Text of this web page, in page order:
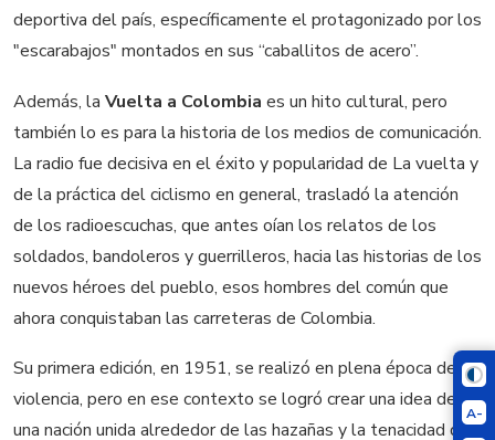
A-
deportiva del país, específicamente el protagonizado por los
"escarabajos" montados en sus “caballitos de acero”.
Además, la Vuelta a Colombia es un hito cultural, pero
también lo es para la historia de los medios de comunicación.
La radio fue decisiva en el éxito y popularidad de La vuelta y
de la práctica del ciclismo en general, trasladó la atención
de los radioescuchas, que antes oían los relatos de los
soldados, bandoleros y guerrilleros, hacia las historias de los
nuevos héroes del pueblo, esos hombres del común que
ahora conquistaban las carreteras de Colombia.
Su primera edición, en 1951, se realizó en plena época de La
violencia, pero en ese contexto se logró crear una idea de
una nación unida alrededor de las hazañas y la tenacidad de